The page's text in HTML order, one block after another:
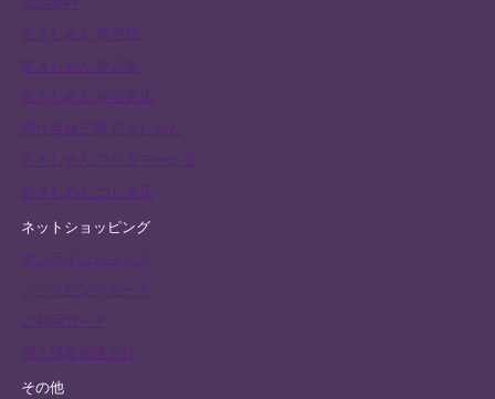
宮きしめん フジタモール店
ネットショッピング
個人情報保護方針
その他